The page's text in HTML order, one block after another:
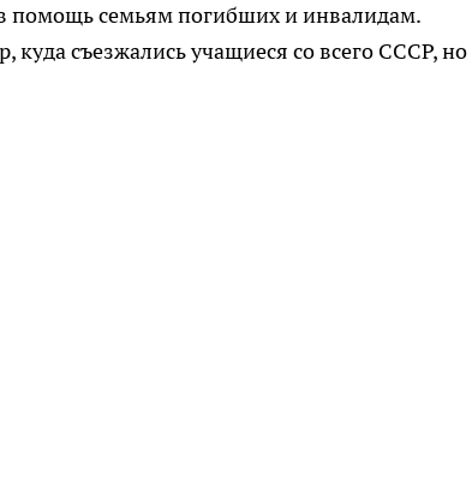
помощь семьям погибших и инвалидам.
съезжались учащиеся со всего СССР, но